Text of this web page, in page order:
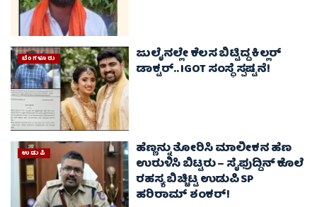
ಬೆಂಗಳೂರು ಜುಲೈನಲ್ಲೇ ಕೆಲಸ ಬಿಟ್ಟಿದ್ದ ಕಿಲ್ಲರ್
ಡಾಕ್ಟರ್.. IGOT ಸಂಸ್ಥೆ ಸ್ಪಷ್ಟನೆ!
ಉಡುಪಿ ಹೆಣ್ಣನ್ನು ತೋರಿಸಿ ಮಾಲೀಕನ ಹೆಣ
ಉರುಳಿಸಿ ಬಿಟ್ಟರು – ಸೈಫುದ್ದಿನ್‌ ಕೊಲೆ
ರಹಸ್ಯ ಬಿಚ್ಚಿಟ್ಟ ಉಡುಪಿ SP
ಹರಿರಾಮ್‌ ಶಂಕರ್‌!